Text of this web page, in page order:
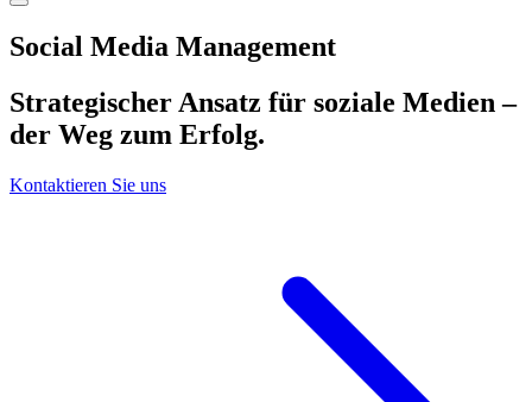
Social Media Management
Strategischer Ansatz für soziale Medien –
der Weg zum Erfolg.
Kontaktieren Sie uns